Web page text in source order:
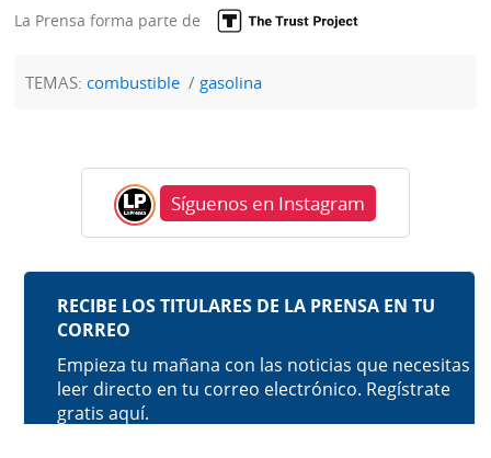
La Prensa forma parte de
TEMAS: combustible gasolina
Síguenos en Instagram